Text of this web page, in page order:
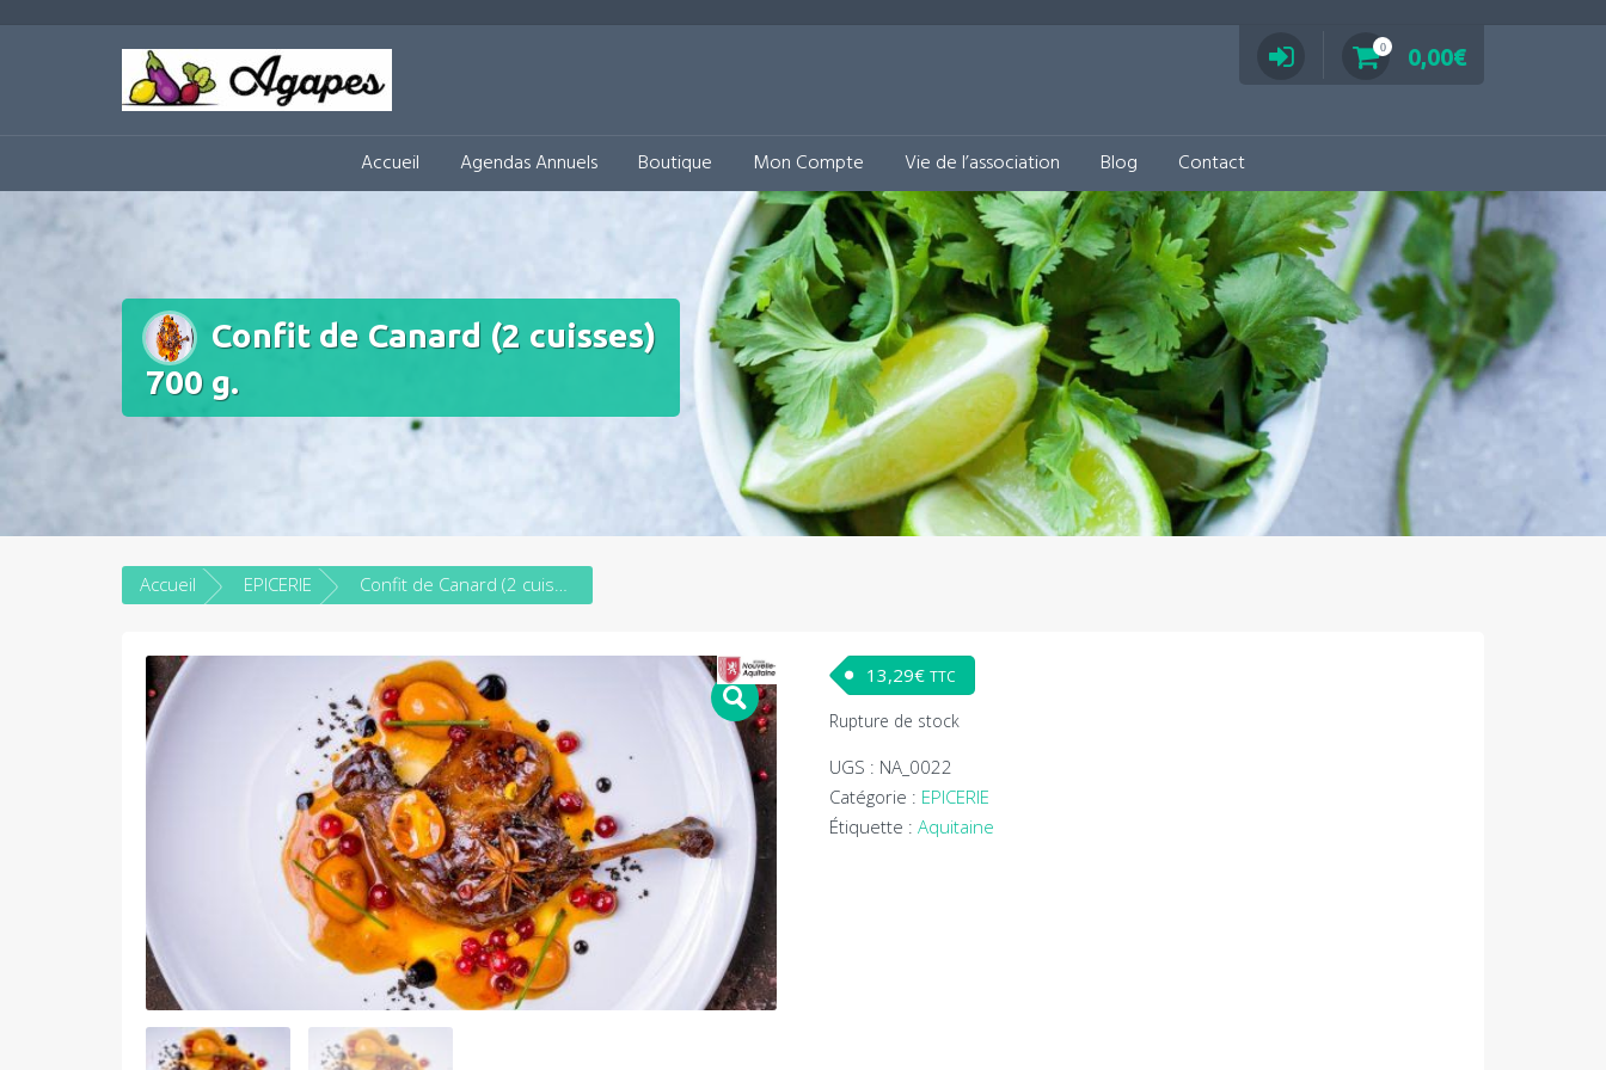
0 0,00€
Accueil Agendas Annuels Boutique Mon Compte Vie de l’association Blog Contact
Confit de Canard (2 cuisses)
700 g.
Accueil EPICERIE Confit de Canard (2 cuisses) 700 g.
13,29€ TTC
Rupture de stock
UGS : NA_0022
Catégorie : EPICERIE
Étiquette : Aquitaine